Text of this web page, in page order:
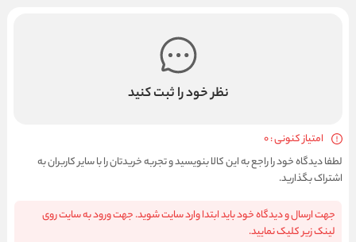
نظر خود را ثبت کنید
امتیاز کنونی : 0
لطفا دیدگاه خود را راجع به این کالا بنویسید و تجربه خریدتان را با سایر کاربران به
اشتراک بگذارید.
جهت ارسال و دیدگاه خود باید ابتدا وارد سایت شوید. جهت ورود به سایت روی
لینک زیر کلیک نمایید.